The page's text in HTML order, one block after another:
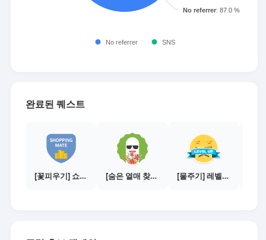
완료된 퀘스트
[꽃피우기] 쇼핑메이트 수익내기 - 100만원 [숨은 열매 찾기] 애드픽에 진심인 편! [물주기] 레벨업하기 - 다이아몬드